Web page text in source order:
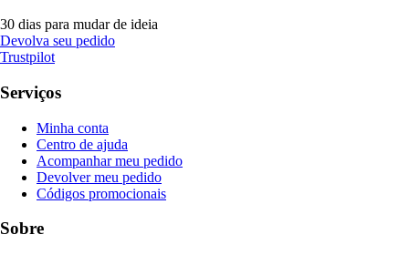
30 dias para mudar de ideia
Devolva seu pedido
Trustpilot
Serviços
Minha conta
Centro de ajuda
Acompanhar meu pedido
Devolver meu pedido
Códigos promocionais
Sobre